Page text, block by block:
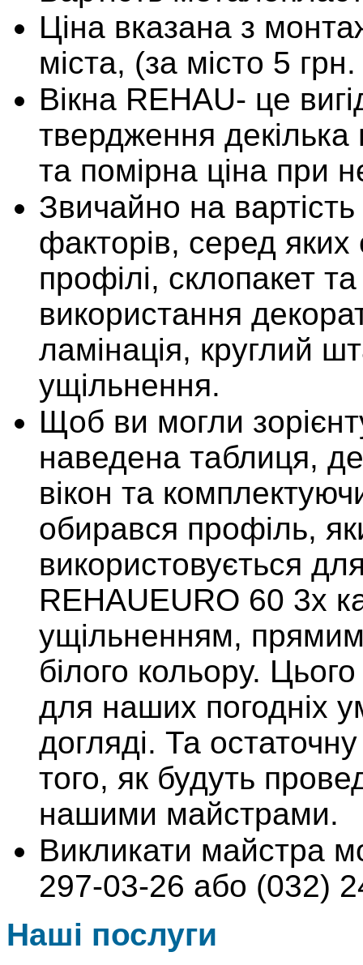
Ціна вказана з
міста, (за місто 5
Вікна REHAU- це
твердження декілька
та помірна ціна при
Звичайно на
факторів, серед яких
профілі, склопакет
використання
ламінація, круглий
ущільнення.
Щоб ви могли
наведена таблиця,
вікон та
обирався профіль,
використовується
REHAUEURO 60 3х
ущільненням,
білого кольору.
для наших погодніх
догляді. Та
того, як будуть
нашими майстрами.
Викликати майстра
297-03-26 або (032)
Наші послуги